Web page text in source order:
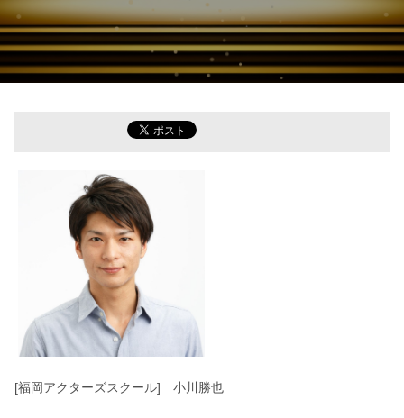
[福岡アクターズスクール] 小川勝也